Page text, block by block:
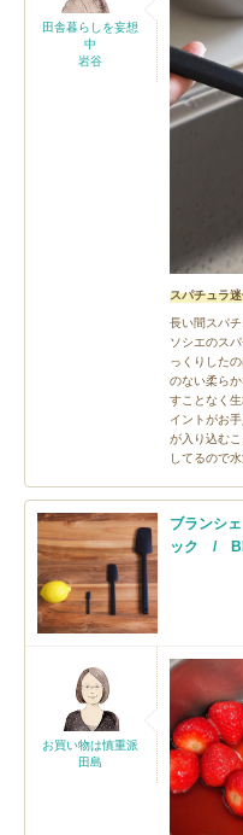
田舎暮らしを妄想
中
岩谷
スパチュラ
長い間スパ
ソシエのス
っくりした
のない柔ら
すことなく
イントがお
が入り込む
してるので
ブランシ
ック /
お買い物は慎重派
田島